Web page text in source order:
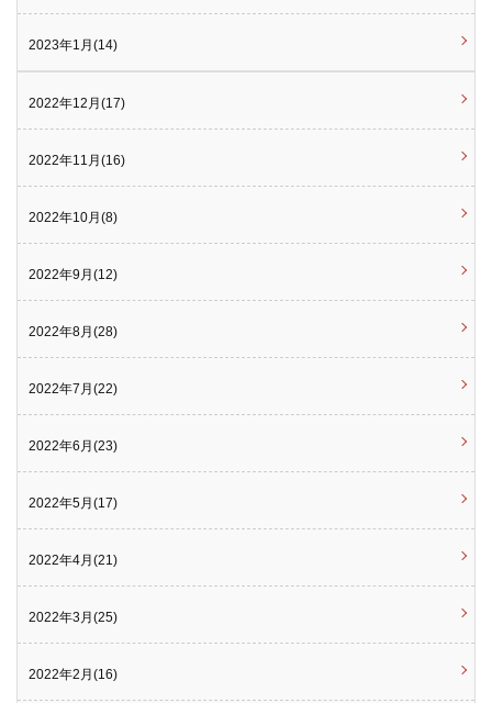
2023年1月(14)
2022年12月(17)
2022年11月(16)
2022年10月(8)
2022年9月(12)
2022年8月(28)
2022年7月(22)
2022年6月(23)
2022年5月(17)
2022年4月(21)
2022年3月(25)
2022年2月(16)